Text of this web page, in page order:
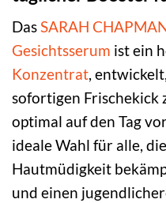
DasSARAH
Gesichtsserum ist ein
Konzentrat,
sofortigen Frischekick
optimal auf den Tag
ideale Wahl für alle,
Hautmüdigkeit
und einen